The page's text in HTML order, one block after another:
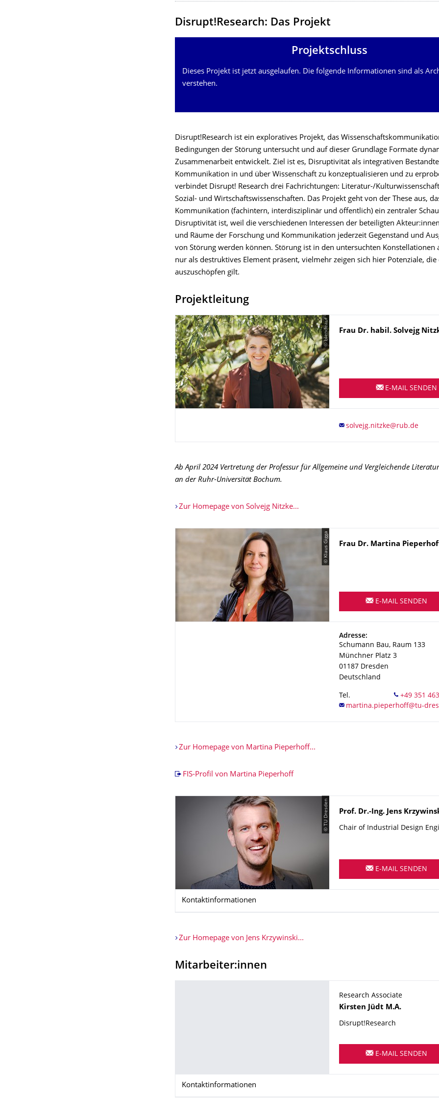
Disrupt!Research: Das Projekt
Projektschluss
Dieses Projekt ist jetzt ausgelaufen. Die folgende Informationen sind als
verstehen.
Disrupt!Research ist ein exploratives Projekt, das
Bedingungen der Störung untersucht und auf dieser Grundlage Formate
Zusammenarbeit entwickelt. Ziel ist es, Disruptivität als integrativen
Kommunikation in und über Wissenschaft zu konzeptualisieren und zu
verbindet Disrupt! Research drei Fachrichtungen: Literatur-/
Sozial- und Wirtschaftswissenschaften. Das Projekt geht von der These aus,
Kommunikation (fachintern, interdisziplinär und öffentlich) ein zentraler
Disruptivität ist, weil die verschiedenen Interessen der beteiligten
und Räume der Forschung und Kommunikation jederzeit Gegenstand und
von Störung werden können. Störung ist in den untersuchten Konstellationen
nur als destruktives Element präsent, vielmehr zeigen sich hier Potenziale, die
auszuschöpfen gilt.
Projektleitung
© blendeauf Name
Frau Dr. habil. Solvejg
E-MAIL SENDEN
Ab April 2024 Vertretung der Professur für Allgemeine und Vergleichende
an der Ruhr-Universität Bochum.
Zur Homepage von Solvejg Nitzke...
© Klaus Gigga Name
Frau Dr. Martina
E-MAIL SENDEN
Adresse
Adresse:
Schumann Bau, Raum 133
Münchner Platz 3
01187 Dresden
Deutschland
Tel.
Zur Homepage von Martina Pieperhoff...
FIS-Profil von Martina Pieperhoff
© TU Dresden Name
Prof. Dr.-Ing. Jens
Chair of Industrial Design
E-MAIL SENDEN
Kontaktinformationen
Zur Homepage von Jens Krzywinski...
Mitarbeiter:innen
Research Associate
Name
Kirsten Jüdt M.A.
Disrupt!Research
E-MAIL SENDEN
Kontaktinformationen